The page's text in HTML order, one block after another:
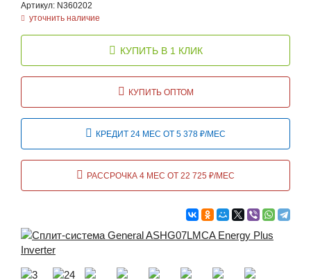
Артикул: N360202
уточнить наличие
КУПИТЬ В 1 КЛИК
КУПИТЬ ОПТОМ
КРЕДИТ 24 МЕС ОТ 5 378 ₽/МЕС
РАССРОЧКА 4 МЕС ОТ 22 725 ₽/МЕС